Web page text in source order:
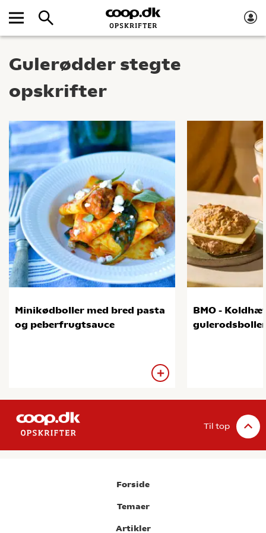
Gulerødder stegte
opskrifter
Minikødboller med bred pasta
og peberfrugtsauce
BMO -
gulerodsboller
Til top
Forside
Temaer
Artikler